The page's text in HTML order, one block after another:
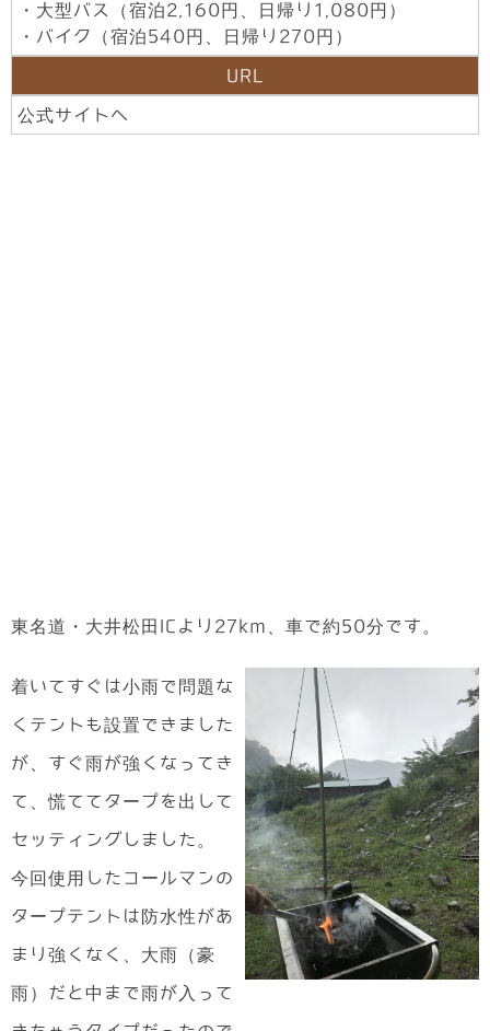
・大型バス（宿泊2,160円、日帰り1,080円）
・バイク（宿泊540円、日帰り270円）
URL
公式サイトへ
東名道・大井松田ICより27km、車で約50分です。
着いてすぐは小雨で問題な
くテントも設置できました
が、すぐ雨が強くなってき
て、慌ててタープを出して
セッティングしました。
今回使用したコールマンの
タープテントは防水性があ
まり強くなく、大雨（豪
雨）だと中まで雨が入って